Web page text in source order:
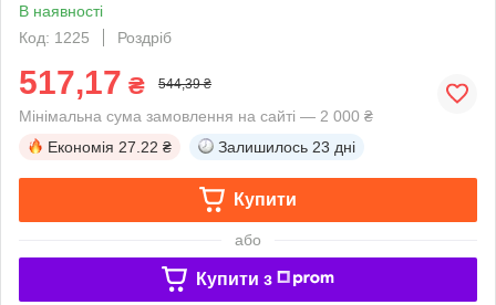
В наявності
Код: 1225
Роздріб
517,17 ₴ 544,39 ₴
Мінімальна сума замовлення на сайті — 2 000 ₴
Економія 27.22 ₴ Залишилось 23 дні
Купити
або
Купити з